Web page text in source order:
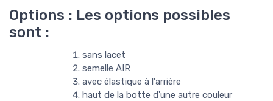
Options : Les options possibles
sont :
sans lacet
semelle AIR
avec élastique à l'arrière
haut de la botte d'une autre couleur